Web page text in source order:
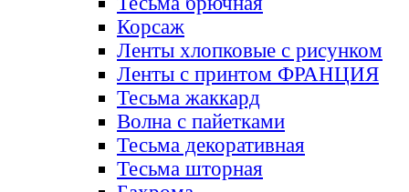
Корсаж
Ленты хлопковые с рисунком
Ленты с принтом ФРАНЦИЯ
Тесьма жаккард
Волна с пайетками
Тесьма декоративная
Тесьма шторная